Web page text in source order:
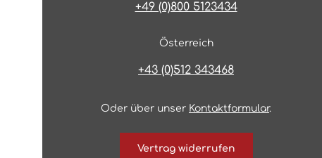
+49 (0)800 5123434
Österreich
+43 (0)512 343468
Oder über unser Kontaktformular.
Vertrag widerrufen